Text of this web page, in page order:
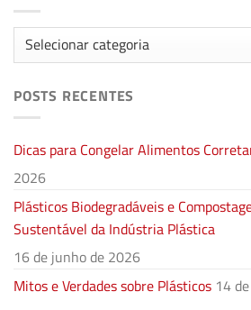
Categorias
POSTS RECENTES
Dicas para Congelar Alimentos
2026
Plásticos Biodegradáveis e
Sustentável da Indústria Plástica
16 de junho de 2026
Mitos e Verdades sobre Plásticos 14